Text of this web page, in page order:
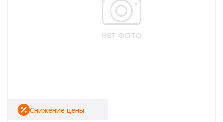
Снижение цены